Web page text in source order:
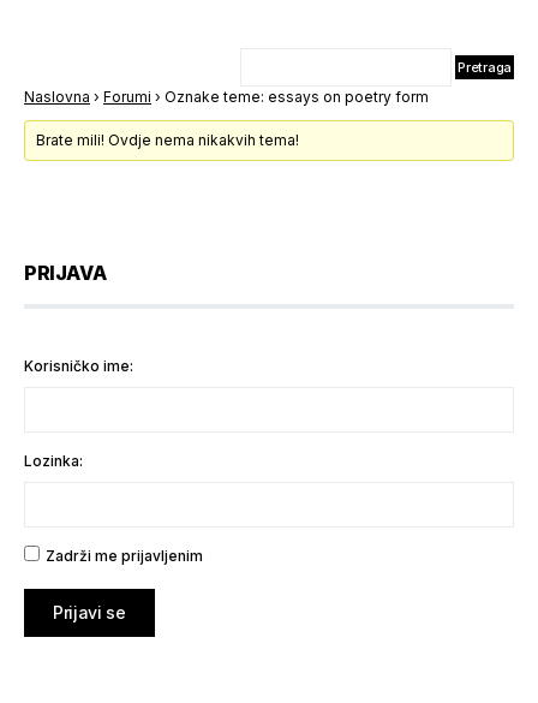
Naslovna › Forumi › Oznake teme: essays on poetry form
Brate mili! Ovdje nema nikakvih tema!
PRIJAVA
Korisničko ime:
Lozinka:
Zadrži me prijavljenim
Prijavi se